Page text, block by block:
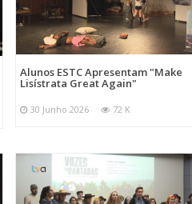
Alunos ESTC Apresentam "Make
Lisístrata Great Again"
30 Junho 2026 72 K